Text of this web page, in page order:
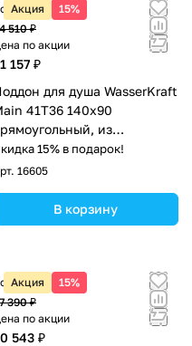
Акция 15%
цена
510 ₽
по акции
157 ₽
для душа WasserKraft
41T36 140х90
из
белый
15% в подарок!
16605
В корзину
Акция 15%
цена
390 ₽
по акции
543 ₽